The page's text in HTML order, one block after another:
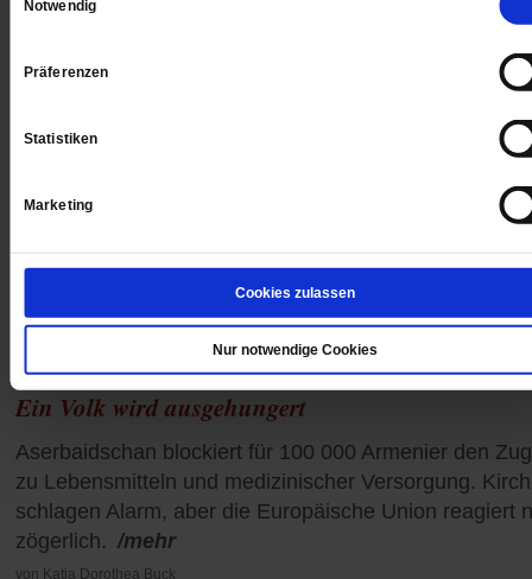
Notwendig
Präferenzen
Statistiken
Marketing
Cookies zulassen
Nur notwendige Cookies
Bergkarabach-Konflikt
Ein Volk wird ausgehungert
Aserbaidschan blockiert für 100 000 Armenier den
zu Lebensmitteln und medizinischer Versorgung.
schlagen Alarm, aber die Europäische Union reagiert
zögerlich. /mehr
von Katja Dorothea Buck